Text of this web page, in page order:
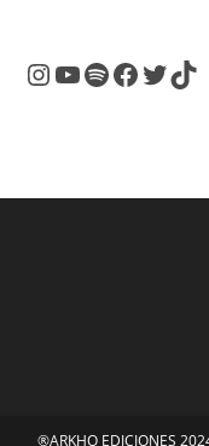
Instagram
YouTube
SpotifyFacebook
Twitter
TikTok
®ARKHO EDICIONES